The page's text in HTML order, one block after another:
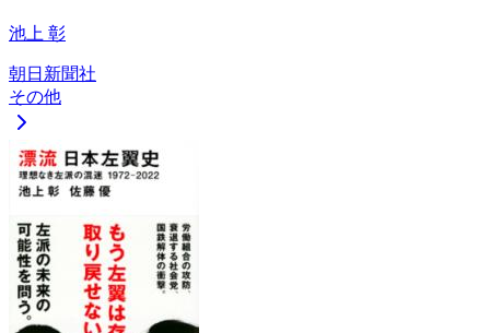
池上 彰
朝日新聞社
その他